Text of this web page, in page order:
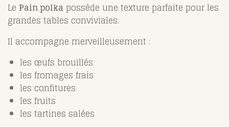
Le Pain polka possède une texture parfaite pour les
grandes tables conviviales.
Il accompagne merveilleusement :
les œufs brouillés
les fromages frais
les confitures
les fruits
les tartines salées